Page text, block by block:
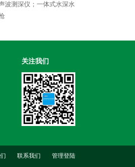
波测深仪；一体式水深水
关注我们
联系我们 管理登陆